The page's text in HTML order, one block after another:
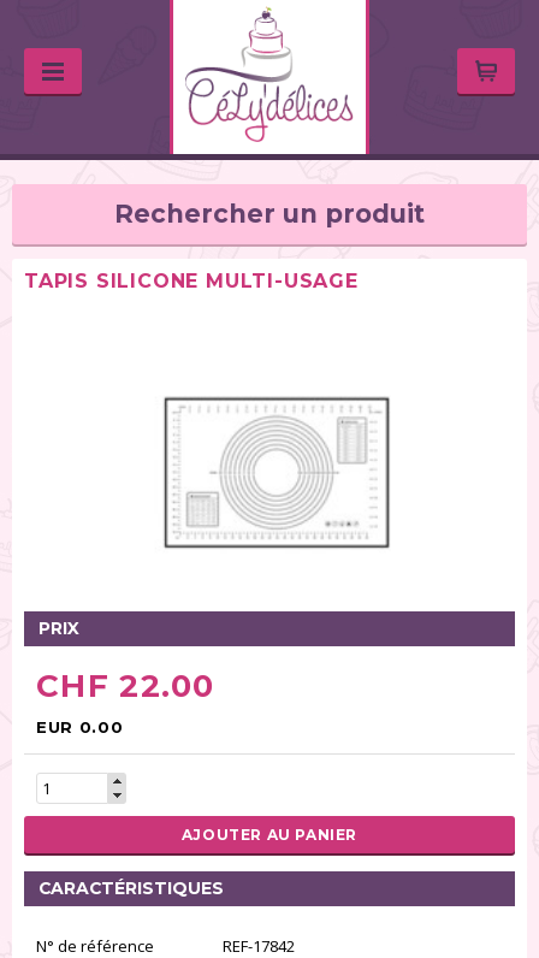
Rechercher un produit
Chalumeaux (1)
Poches à douille et bouteilles (62)
Spatules / ustensiles (90)
Pinces (6)
Rouleaux (18)
Tapis (21)
Outils pour pâte à sucre (86)
Presses à textures (26)
RÉINITIALISER LA RECHERCHE
TAPIS SILICONE MULTI-USAGE
PRIX
CHF 22.00
EUR 0.00
AJOUTER AU PANIER
CARACTÉRISTIQUES
N° de référence
REF-17842